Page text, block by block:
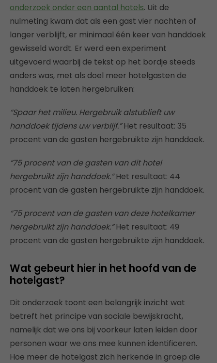
onderzoek onder een aantal hotels. Uit de
nulmeting kwam dat als een gast vier nachten of
langer verblijft, er minimaal één keer van handdoek
gewisseld wordt. Er werd een experiment
uitgevoerd waarbij de tekst op het bordje steeds
anders was, met als doel meer hotelgasten de
handdoek te laten hergebruiken:
“Spaar het milieu. Hergebruik alstublieft uw
handdoek tijdens uw verblijf.”Het resultaat: 35
procent van de gasten hergebruikte zijn handdoek.
“75 procent van de gasten van dit hotel
hergebruikt zijn handdoek.”Het resultaat: 44
procent van de gasten hergebruikte zijn handdoek.
“75 procent van de gasten van deze hotelkamer
hergebruikt zijn handdoek.”Het resultaat: 49
procent van de gasten hergebruikte zijn handdoek.
Wat gebeurt hier in het hoofd van de
hotelgast?
Dit onderzoek toont een belangrijk inzicht wat
betreft het principe van sociale bewijskracht,
namelijk dat we ons bij voorkeur laten leiden door
personen waar we ons mee kunnen identificeren.
Hoe meer de hotelgast zich herkende in groep die